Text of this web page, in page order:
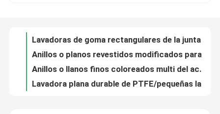
Control de calidad
Éntrenos en contacto con
Anillos o llanos finos coloreados multi del acero inoxidable del cobre de la lavadora de lacre del metal azules